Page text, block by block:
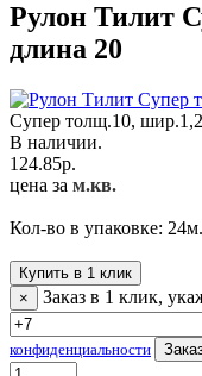
Рулон Тилит
длина 20
Супер толщ.10,
В наличии.
124.85р.
цена за м.кв.
Кол-во в упаковке: 24
Купить в 1 клик
×
Заказ в 1 клик,
конфиденциальности